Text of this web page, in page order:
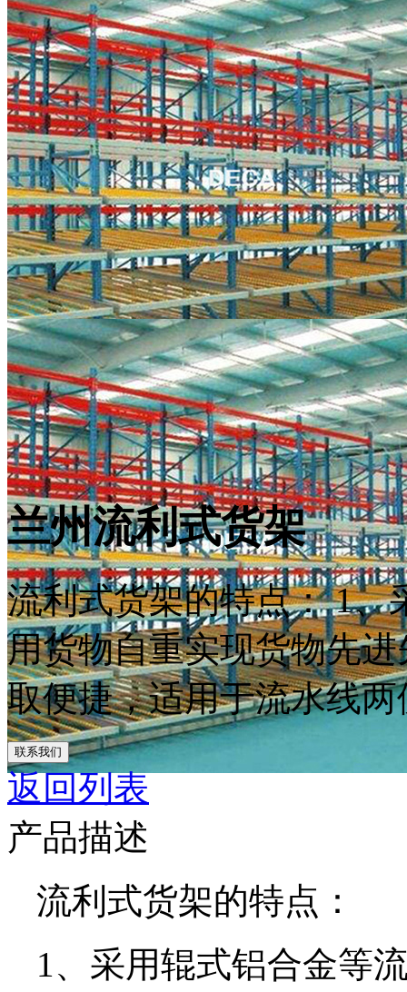
兰州流利式货架
流利式货架的特点： 1、
用货物自重实现货物先
取便捷，适用于流水线
联系我们
返回列表
产品描述
流利式货架的特点：
1、采用辊式铝合金等